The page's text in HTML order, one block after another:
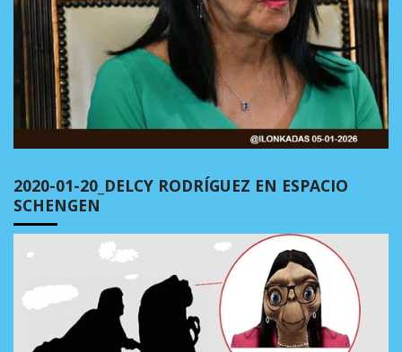
2020-01-20_DELCY RODRÍGUEZ EN ESPACIO
SCHENGEN